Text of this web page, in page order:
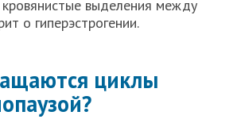
кровянистые выделения между
о гиперэстрогении.
циклы